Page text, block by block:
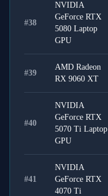
#38
NVIDIA
GeForce RTX
5080 Laptop
GPU
#39
AMD Radeon
RX 9060 XT
#40
NVIDIA
GeForce RTX
5070 Ti Laptop
GPU
#41
NVIDIA
GeForce RTX
4070 Ti